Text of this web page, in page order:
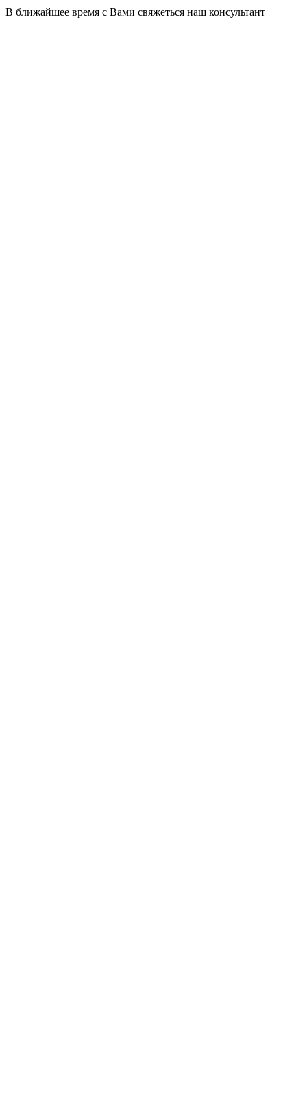
В ближайшее время с Вами свяжеться наш консультант